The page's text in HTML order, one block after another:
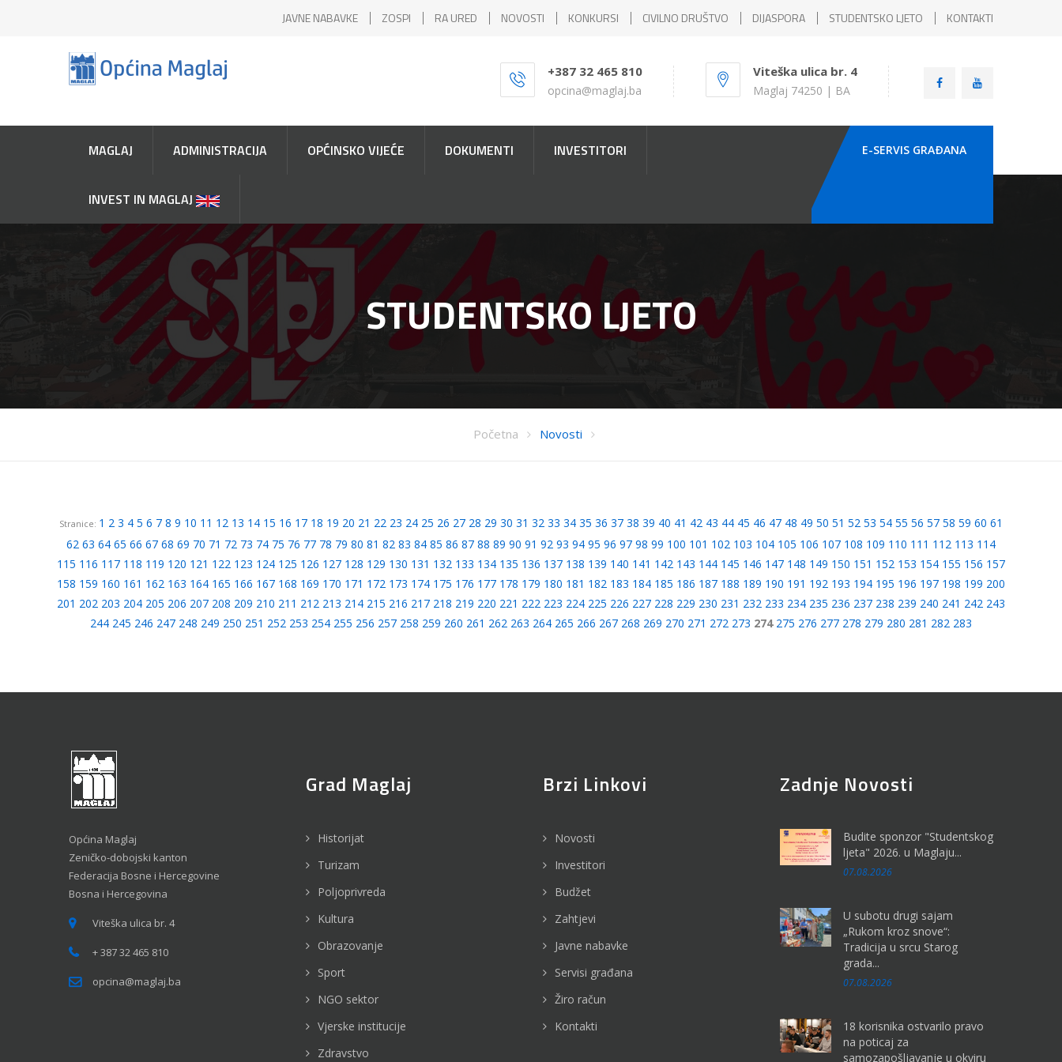
JAVNE NABAVKE ZOSPI RA URED NOVOSTI KONKURSI CIVILNO DRUŠTVO DIJASPORA STUDENTSKO LJETO KONTAKTI
+387 32 465 810
opcina@maglaj.ba
Viteška ulica br. 4
Maglaj 74250 | BA
MAGLAJ ADMINISTRACIJA OPĆINSKO VIJEĆE DOKUMENTI INVESTITORI
INVEST IN MAGLAJ
E-SERVIS GRAÐANA
STUDENTSKO LJETO
Početna Novosti
Stranice: 1 2 3 4 5 6 7 8 9 10 11 12 13 14 15 16 17 18 19 20 21 22 23 24 25 26 27 28 29 30 31 32 33 34 35 36 37 38 39 40 41 42 43 44 45 46 47 48 49 50 51 52 53 54 55 56 57 58 59 60 61
62 63 64 65 66 67 68 69 70 71 72 73 74 75 76 77 78 79 80 81 82 83 84 85 86 87 88 89 90 91 92 93 94 95 96 97 98 99 100 101 102 103 104 105 106 107 108 109 110 111 112 113 114
115 116 117 118 119 120 121 122 123 124 125 126 127 128 129 130 131 132 133 134 135 136 137 138 139 140 141 142 143 144 145 146 147 148 149 150 151 152 153 154 155 156 157
158 159 160 161 162 163 164 165 166 167 168 169 170 171 172 173 174 175 176 177 178 179 180 181 182 183 184 185 186 187 188 189 190 191 192 193 194 195 196 197 198 199 200
201 202 203 204 205 206 207 208 209 210 211 212 213 214 215 216 217 218 219 220 221 222 223 224 225 226 227 228 229 230 231 232 233 234 235 236 237 238 239 240 241 242 243
244 245 246 247 248 249 250 251 252 253 254 255 256 257 258 259 260 261 262 263 264 265 266 267 268 269 270 271 272 273 274 275 276 277 278 279 280 281 282 283
Općina Maglaj
Zeničko-dobojski kanton
Federacija Bosne i Hercegovine
Bosna i Hercegovina
Viteška ulica br. 4
+ 387 32 465 810
opcina@maglaj.ba
Grad Maglaj
Historijat
Turizam
Poljoprivreda
Kultura
Obrazovanje
Sport
NGO sektor
Vjerske institucije
Zdravstvo
Brzi Linkovi
Novosti
Investitori
Budžet
Zahtjevi
Javne nabavke
Servisi građana
Žiro račun
Kontakti
Zadnje Novosti
Budite sponzor "Studentskog
ljeta" 2026. u Maglaju...
07.08.2026
U subotu drugi sajam
„Rukom kroz snove“:
Tradicija u srcu Starog
grada...
07.08.2026
18 korisnika ostvarilo pravo
na poticaj za
samozapošljavanje u okviru